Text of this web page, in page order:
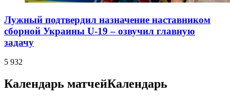
Лужный подтвердил назначение наставником
сборной Украины U-19 – озвучил главную
задачу
5 932
Календарь матчейКалендарь